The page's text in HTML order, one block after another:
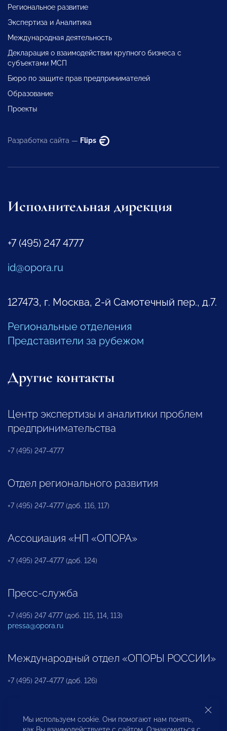
Региональное развитие
Экспертиза и Аналитика
Международная деятельность
Декларация о взаимодействии крупного бизнеса с
субъектами МСП
Бюро по защите прав предпринимателей
Образование
Проекты
Разработка сайта — Flips
Исполнительная дирекция
+7 (495) 247 4777
id@opora.ru
127473, г. Москва, 2-й Самотечный пер., д.7.
Региональные отделения
Представители за рубежом
Другие контакты
Центр экспертизы и аналитики проблем
предпринимательства
+7 (495) 247-4777
Отдел регионального развития
+7 (495) 247-4777 (доб. 116, 117)
Ассоциация «НП «ОПОРА»
+7 (495) 247-4777 (доб. 124)
Пресс-служба
+7 (495) 247 4777 (доб. 115, 114, 113)
pressa@opora.ru
Международный отдел «ОПОРЫ РОССИИ»
+7 (495) 247-4777 (доб. 126)
Бюро по защите прав предпринимателей и
инвесторов
Мы используем cookie. Они помогают нам понять,
как Вы взаимодействуете с сайтом. Ознакомиться с